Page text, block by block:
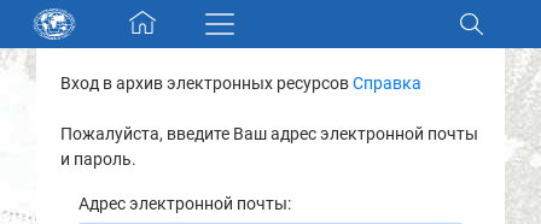
Skip navigation
Разделы и коллекции
Электронный каталог
Вход в архив электронных ресурсовСправка
Пожалуйста, введите Ваш адрес электронной почты
и пароль.
Адрес электронной почты: